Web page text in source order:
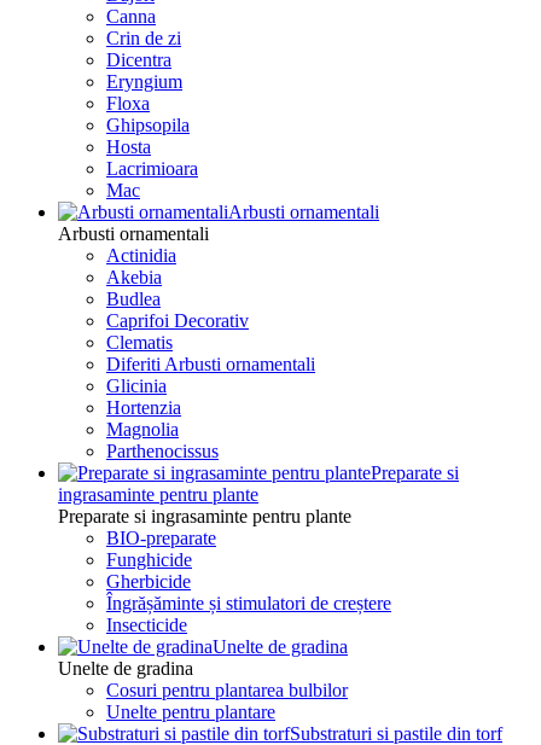
Canna
Crin de zi
Dicentra
Eryngium
Floxa
Ghipsopila
Hosta
Lacrimioara
Mac
Arbusti ornamentali
Arbusti ornamentali
Actinidia
Akebia
Budlea
Caprifoi Decorativ
Clematis
Diferiti Arbusti ornamentali
Glicinia
Hortenzia
Magnolia
Parthenocissus
Preparate si
ingrasaminte pentru plante
Preparate si ingrasaminte pentru plante
BIO-preparate
Funghicide
Gherbicide
Îngrășăminte și stimulatori de creștere
Insecticide
Unelte de gradina
Unelte de gradina
Cosuri pentru plantarea bulbilor
Unelte pentru plantare
Substraturi si pastile din torf